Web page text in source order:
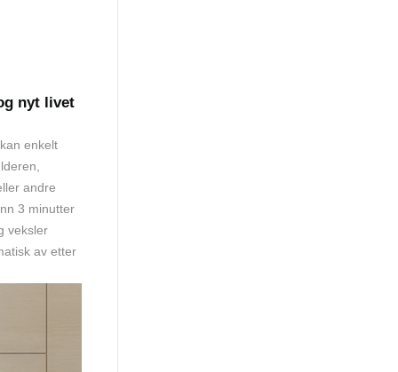
nyt livet
enkelt
andre
3 minutter
veksler
av etter